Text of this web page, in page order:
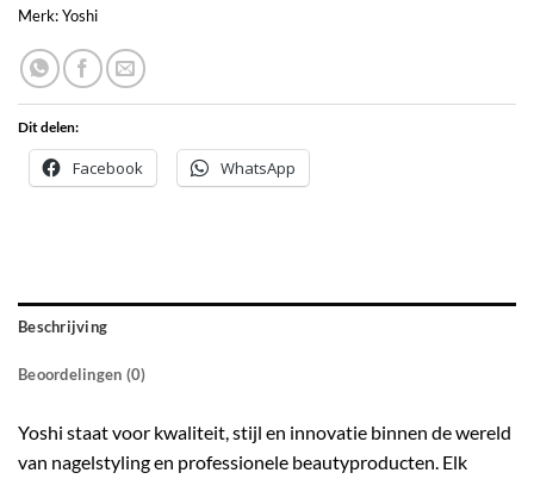
Merk:Yoshi
Dit delen:
Facebook WhatsApp
Beschrijving
Beoordelingen (0)
Yoshi staat voor kwaliteit, stijl en innovatie binnen de wereld
van nagelstyling en professionele beautyproducten. Elk